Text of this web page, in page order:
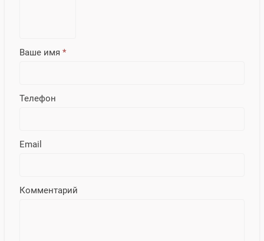
Ваше имя *
Телефон
Email
Комментарий